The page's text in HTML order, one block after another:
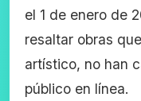
el 1 de enero de
resaltar obras
artístico, no han
público en línea.